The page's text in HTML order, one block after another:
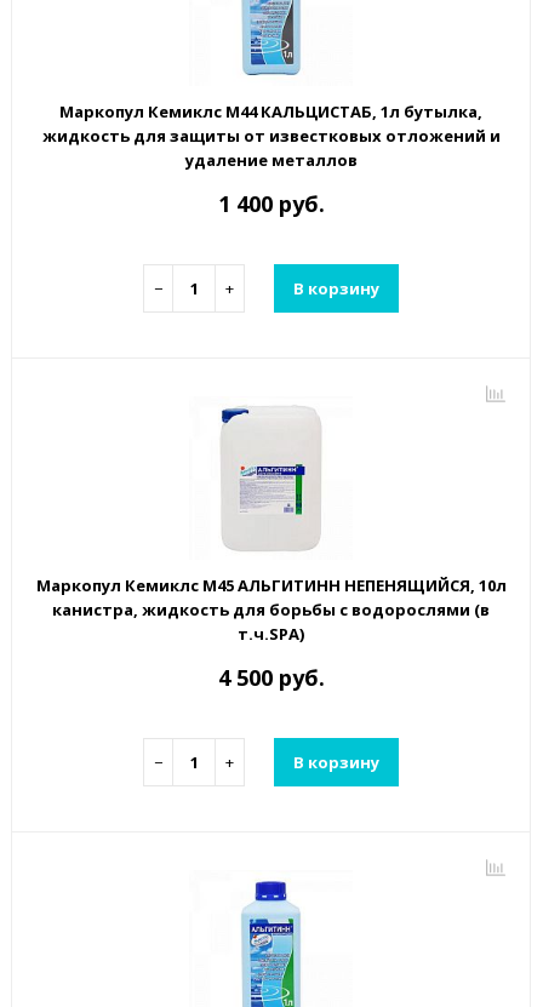
Маркопул Кемиклс М44 КАЛЬЦИСТАБ, 1л бутылка,
жидкость для защиты от известковых отложений и
удаление металлов
1 400 руб.
− + В корзину
Маркопул Кемиклс М45 АЛЬГИТИНН НЕПЕНЯЩИЙСЯ, 10л
канистра, жидкость для борьбы с водорослями (в
т.ч.SPA)
4 500 руб.
− + В корзину